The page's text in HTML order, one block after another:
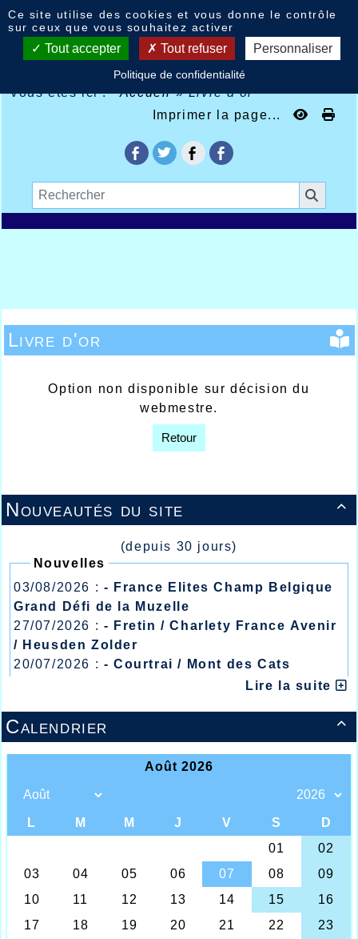
Vous êtes ici :Accueil»Livre d'or
Imprimer la page...

Nouveautés du site
(depuis 30 jours)
Nouvelles
03/08/2026 : - France Elites Champ Belgique
Grand Défi de la Muzelle
27/07/2026 : - Fretin / Charlety France Avenir
/ Heusden Zolder
20/07/2026 : - Courtrai / Mont des Cats
- Lyon / Meeting Abeilles /Lire la suite

Calendrier
Livre d'or
Option non disponible sur décision du
webmestre.
Retour
Ce site utilise des cookies et vous donne le contrôle
sur ceux que vous souhaitez activer
Tout accepter Tout refuser Personnaliser
Politique de confidentialité